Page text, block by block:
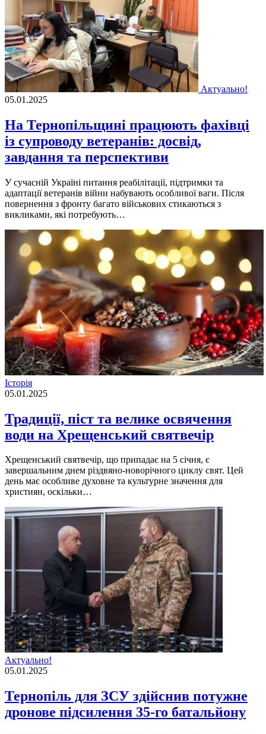
Актуально!
05.01.2025
На Тернопільщині працюють фахівці
із супроводу ветеранів: досвід,
завдання та перспективи
У сучасній Україні питання реабілітації, підтримки та
адаптації ветеранів війни набувають особливої ваги. Після
повернення з фронту багато військових стикаються з
викликами, які потребують…
Історія
05.01.2025
Традиції, піст та велике освячення
води на Хрещенський святвечір
Хрещенський святвечір, що припадає на 5 січня, є
завершальним днем різдвяно-новорічного циклу свят. Цей
день має особливе духовне та культурне значення для
християн, оскільки…
Актуально!
05.01.2025
Тернопіль для ЗСУ здійснив потужне
дронове підсилення 35-го батальйону